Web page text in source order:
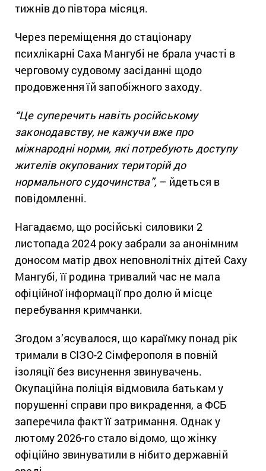
тижнів до півтора місяця.
Через переміщення до стаціонару
психлікарні Саха Мангубі не брала участі в
черговому судовому засіданні щодо
продовження їй запобіжного заходу.
“Це суперечить навіть російському
законодавству, не кажучи вже про
міжнародні норми, які потребують доступу
жителів окупованих територій до
нормального судочинства”, – йдеться в
повідомленні.
Нагадаємо, що російські силовики 2
листопада 2024 року забрали за анонімним
доносом матір двох неповнолітніх дітей Саху
Мангубі, її родина тривалий час не мала
офіційної інформації про долю й місце
перебування кримчанки.
Згодом з’ясувалося, що караїмку понад рік
тримали в СІЗО-2 Сімферополя в повній
ізоляції без висунення звинувачень.
Окупаційна поліція відмовила батькам у
порушенні справи про викрадення, а ФСБ
заперечила факт її затримання. Однак у
лютому 2026-го стало відомо, що жінку
офіційно звинуватили в нібито державній